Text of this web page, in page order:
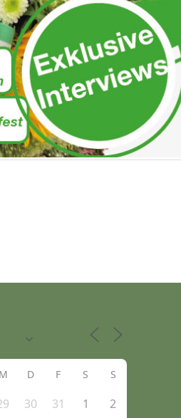
M D F S S
30 31 1
2